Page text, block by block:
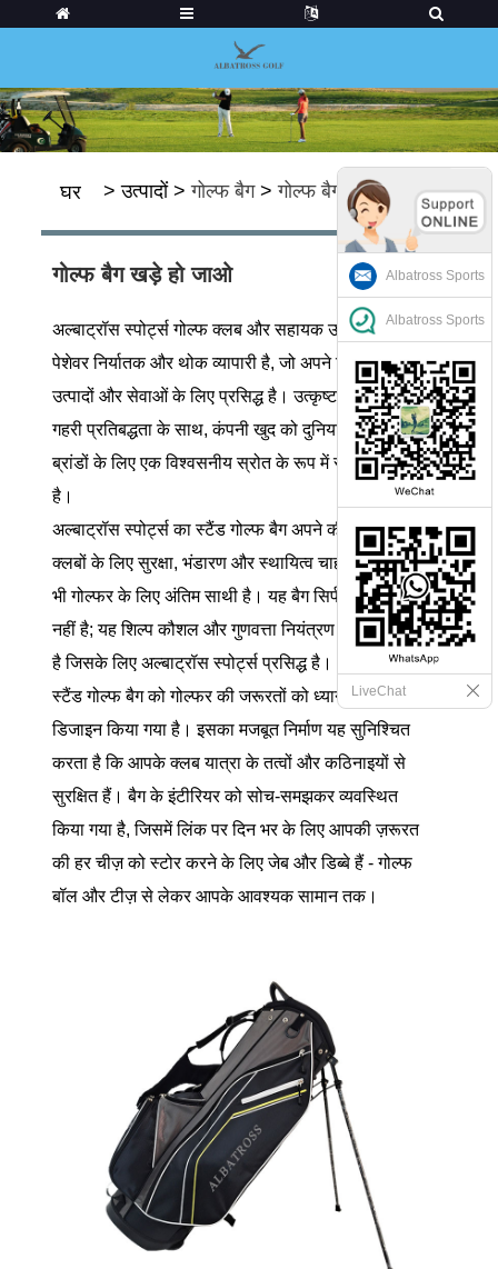
घर > उत्पादों>गोल्फ बैग>गोल्फ बैग खड़े हो जाओ
गोल्फ बैग खड़े हो जाओ
अल्बाट्रॉस स्पोर्ट्स गोल्फ क्लब और सहायक उपकरण का एक
पेशेवर निर्यातक और थोक व्यापारी है, जो अपने विश्वसनीय
उत्पादों और सेवाओं के लिए प्रसिद्ध है। उत्कृष्टता के प्रति
गहरी प्रतिबद्धता के साथ, कंपनी खुद को दुनिया भर में गोल्फ
ब्रांडों के लिए एक विश्वसनीय स्रोत के रूप में स्थापित कर रही
है।
अल्बाट्रॉस स्पोर्ट्स का स्टैंड गोल्फ बैग अपने कीमती गोल्फ
क्लबों के लिए सुरक्षा, भंडारण और स्थायित्व चाहने वाले किसी
भी गोल्फर के लिए अंतिम साथी है। यह बैग सिर्फ एक वाहक
नहीं है; यह शिल्प कौशल और गुणवत्ता नियंत्रण का एक प्रमाण
है जिसके लिए अल्बाट्रॉस स्पोर्ट्स प्रसिद्ध है।
स्टैंड गोल्फ बैग को गोल्फर की जरूरतों को ध्यान में रखते हुए
डिजाइन किया गया है। इसका मजबूत निर्माण यह सुनिश्चित
करता है कि आपके क्लब यात्रा के तत्वों और कठिनाइयों से
सुरक्षित हैं। बैग के इंटीरियर को सोच-समझकर व्यवस्थित
किया गया है, जिसमें लिंक पर दिन भर के लिए आपकी ज़रूरत
की हर चीज़ को स्टोर करने के लिए जेब और डिब्बे हैं - गोल्फ
बॉल और टीज़ से लेकर आपके आवश्यक सामान तक।
Albatross Sports
Albatross Sports
LiveChat